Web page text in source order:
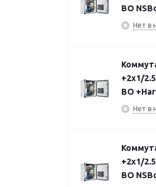
ВО
Нет в
+2х1/
ВО
Нет в
+2х1/
ВО